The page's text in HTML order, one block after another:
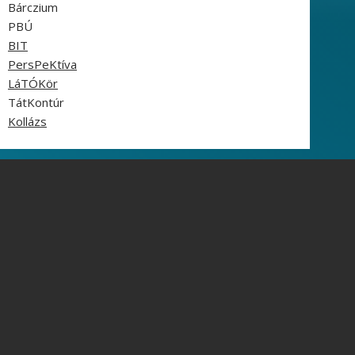
Bárczium
PBÚ
BIT
PersPeKtíva
LáTÓKör
TátKontúr
Kollázs